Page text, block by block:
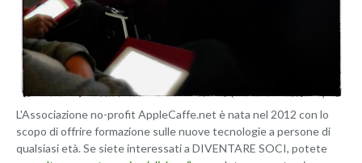
L'Associazione no-profit AppleCaffe.net è nata nel 2012 con lo
scopo di offrire formazione sulle nuove tecnologie a persone di
qualsiasi età. Se siete interessati a DIVENTARE SOCI, potete